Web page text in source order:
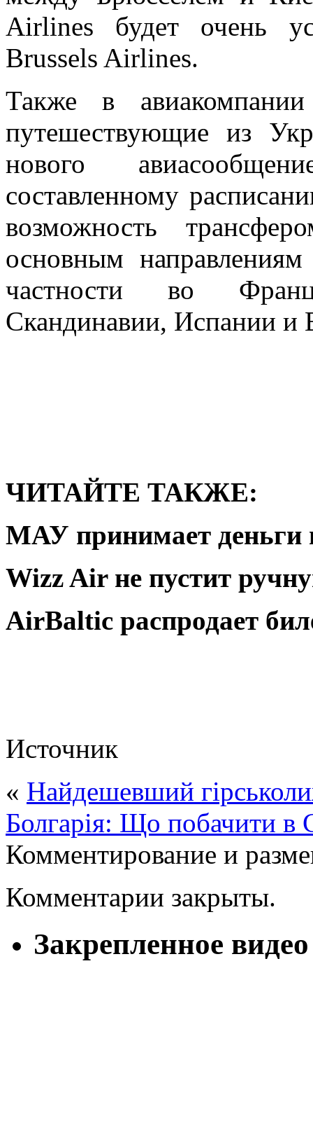
Airlines будет очень
Brussels Airlines.
Также в
путешествующие из
нового
составленному
возможность
основным
частности во
Скандинавии, Испании и
ЧИТАЙТЕ ТАКЖЕ:
МАУ принимает деньги
Wizz Air не пустит
AirBaltic распродает
Источник
« Найдешевший
Болгарія: Що побачити в
Комментирование и
Комментарии закрыты.
Закрепленное видео